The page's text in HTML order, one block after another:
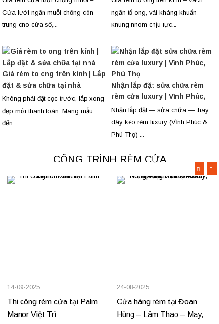
Cửa lưới ngăn muỗi chống côn
trùng cho cửa sổ,...
ngăn tổ ong, vải kháng khuẩn,
khung nhôm chịu lực...
Giá rèm to ong trên kính | Lắp
đặt & sửa chữa tại nhà
Không phải đặt cọc trước, lắp xong
đẹp mới thanh toán. Mang mẫu
đến...
Nhận lắp đặt sửa chữa rèm
rèm cửa luxury | Vĩnh Phúc,
Phú Thọ
Nhận lắp đặt — sửa chữa — thay
dây kéo rèm luxury (Vĩnh Phúc &
Phú Thọ) ...
CÔNG TRÌNH RÈM CỬA
14-09-2025
Thi công rèm cửa tại Palm
Manor Việt Trì
24-08-2025
Cửa hàng rèm tại Đoan
Hùng – Lâm Thao – May,